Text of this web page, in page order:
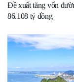
Đề xuất tăng vốn
86.108 tỷ đồng